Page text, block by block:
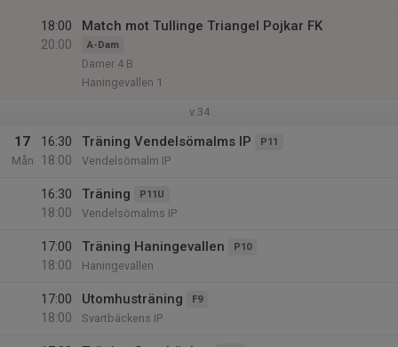
18:00
20:00
Match mot Tullinge Triangel Pojkar FK
A-Dam
Damer 4 B
Haningevallen 1
v.34
17
Mån
16:30
18:00
Träning Vendelsömalms IP P11
Vendelsömalm IP
16:30
18:00
Träning P11U
Vendelsömalms IP
17:00
18:00
Träning Haningevallen P10
Haningevallen
17:00
18:00
Utomhusträning F9
Svartbäckens IP